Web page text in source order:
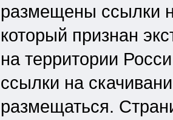
размещены ссылки
который признан
на территории
ссылки на
размещаться.